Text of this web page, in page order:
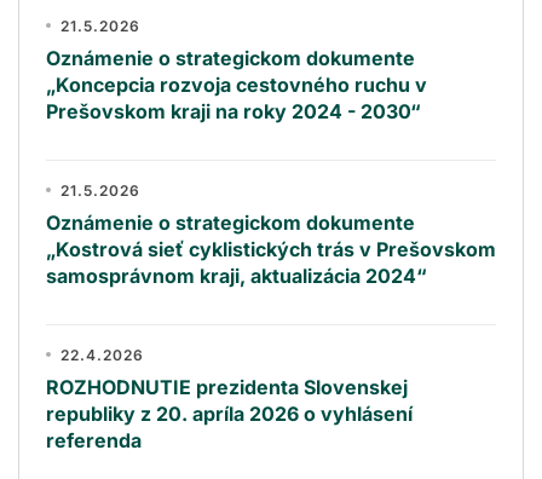
21.5.2026
Oznámenie o strategickom dokumente
„Koncepcia rozvoja cestovného ruchu v
Prešovskom kraji na roky 2024 - 2030“
21.5.2026
Oznámenie o strategickom dokumente
„Kostrová sieť cyklistických trás v Prešovskom
samosprávnom kraji, aktualizácia 2024“
22.4.2026
ROZHODNUTIE prezidenta Slovenskej
republiky z 20. apríla 2026 o vyhlásení
referenda